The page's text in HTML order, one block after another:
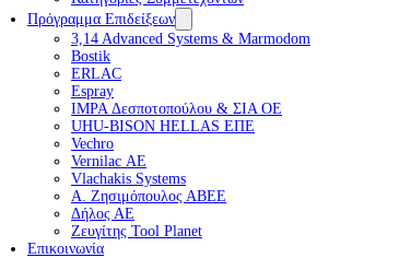
Πρόγραμμα Επιδείξεων
3,14 Advanced Systems & Marmodom
Bostik
ERLAC
Espray
IMPA Δεσποτοπούλου & ΣΙΑ ΟΕ
UHU-BISON HELLAS ΕΠΕ
Vechro
Vernilac ΑΕ
Vlachakis Systems
Α. Ζησιμόπουλος ΑΒΕΕ
Δήλος ΑΕ
Ζευγίτης Tool Planet
Επικοινωνία